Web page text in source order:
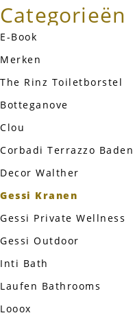
Categorieën
E-Book
Merken
The Rinz Toiletborstel
Botteganove
Clou
Corbadi Terrazzo Baden
Decor Walther
Gessi Kranen
Gessi Private Wellness
Gessi Outdoor
Inti Bath
Laufen Bathrooms
Looox